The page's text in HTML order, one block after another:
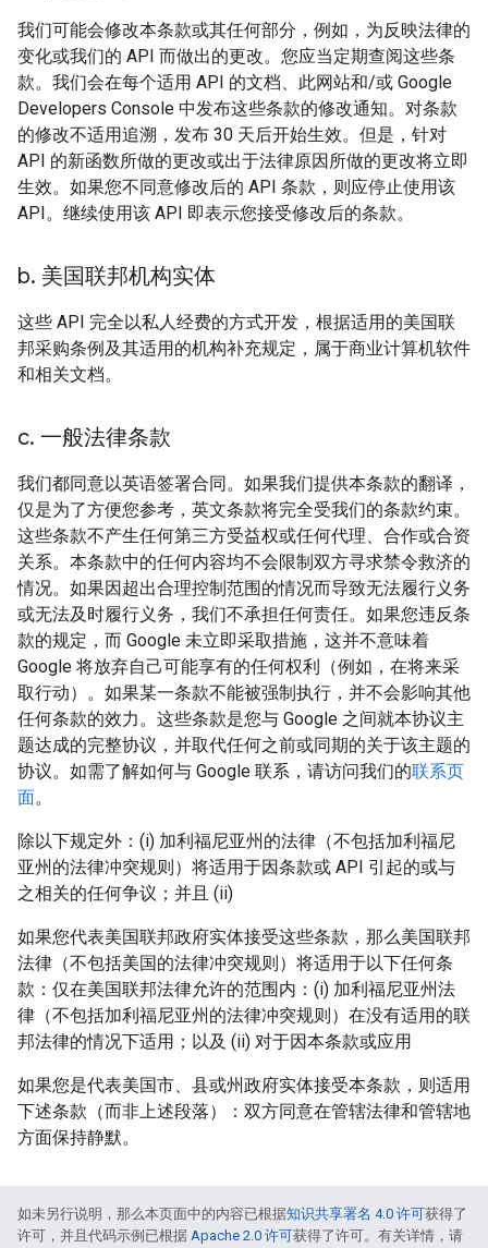
我们可能会修改本条款或其任何部分，例如，为反映法律的
变化或我们的 API 而做出的更改。您应当定期查阅这些条
款。我们会在每个适用 API 的文档、此网站和/或 Google
Developers Console 中发布这些条款的修改通知。对条款
的修改不适用追溯，发布 30 天后开始生效。但是，针对
API 的新函数所做的更改或出于法律原因所做的更改将立即
生效。如果您不同意修改后的 API 条款，则应停止使用该
API。继续使用该 API 即表示您接受修改后的条款。
b. 美国联邦机构实体
这些 API 完全以私人经费的方式开发，根据适用的美国联
邦采购条例及其适用的机构补充规定，属于商业计算机软件
和相关文档。
c. 一般法律条款
我们都同意以英语签署合同。如果我们提供本条款的翻译，
仅是为了方便您参考，英文条款将完全受我们的条款约束。
这些条款不产生任何第三方受益权或任何代理、合作或合资
关系。本条款中的任何内容均不会限制双方寻求禁令救济的
情况。如果因超出合理控制范围的情况而导致无法履行义务
或无法及时履行义务，我们不承担任何责任。如果您违反条
款的规定，而 Google 未立即采取措施，这并不意味着
Google 将放弃自己可能享有的任何权利（例如，在将来采
取行动）。如果某一条款不能被强制执行，并不会影响其他
任何条款的效力。这些条款是您与 Google 之间就本协议主
题达成的完整协议，并取代任何之前或同期的关于该主题的
协议。如需了解如何与 Google 联系，请访问我们的联系页
面。
除以下规定外：(i) 加利福尼亚州的法律（不包括加利福尼
亚州的法律冲突规则）将适用于因条款或 API 引起的或与
之相关的任何争议；并且 (ii)
如果您代表美国联邦政府实体接受这些条款，那么美国联邦
法律（不包括美国的法律冲突规则）将适用于以下任何条
款：仅在美国联邦法律允许的范围内：(i) 加利福尼亚州法
律（不包括加利福尼亚州的法律冲突规则）在没有适用的联
邦法律的情况下适用；以及 (ii) 对于因本条款或应用
如果您是代表美国市、县或州政府实体接受本条款，则适用
下述条款（而非上述段落）：双方同意在管辖法律和管辖地
方面保持静默。
如未另行说明，那么本页面中的内容已根据知识共享署名 4.0 许可获得了
许可，并且代码示例已根据 Apache 2.0 许可获得了许可。有关详情，请